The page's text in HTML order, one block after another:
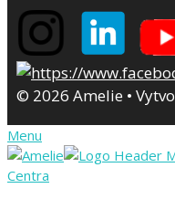
© 2026 Amelie •
Menu
Centra